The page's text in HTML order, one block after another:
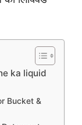
ka liquid
Bucket &